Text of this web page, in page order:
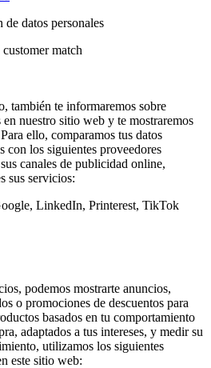
datos personales
match
también te informaremos sobre
nuestro sitio web y te mostraremos
ello, comparamos tus datos
con los siguientes proveedores
canales de publicidad online,
sus servicios:
LinkedIn, Printerest, TikTok
podemos mostrarte anuncios,
o promociones de descuentos para
basados en tu comportamiento
adaptados a tus intereses, y medir su
utilizamos los siguientes
este sitio web: